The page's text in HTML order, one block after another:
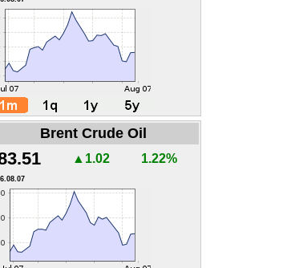
Brent Crude Oil
▲1.02 1.22%